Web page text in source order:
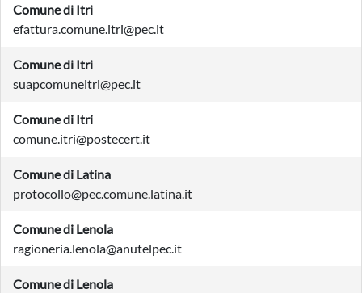
Comune di Itri
efattura.comune.itri@pec.it
Comune di Itri
suapcomuneitri@pec.it
Comune di Itri
comune.itri@postecert.it
Comune di Latina
protocollo@pec.comune.latina.it
Comune di Lenola
ragioneria.lenola@anutelpec.it
Comune di Lenola